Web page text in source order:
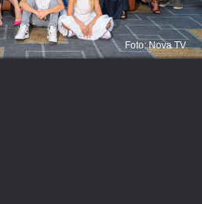
Foto: Nova TV